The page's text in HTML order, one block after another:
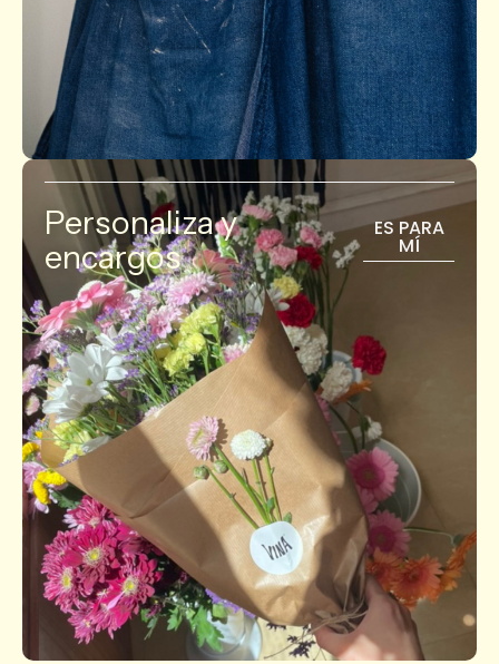
Personaliza y
encargos
ES PARA
MÍ